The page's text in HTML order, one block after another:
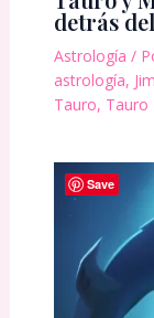
detrás
Astrología /
astrología,
Tauro, Tauro
Save